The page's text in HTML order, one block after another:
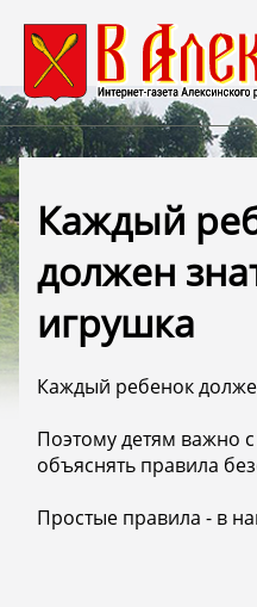
Каждый
должен
игрушка
Каждый ребенок
Поэтому детям важно
объяснять правила
Простые правила - в